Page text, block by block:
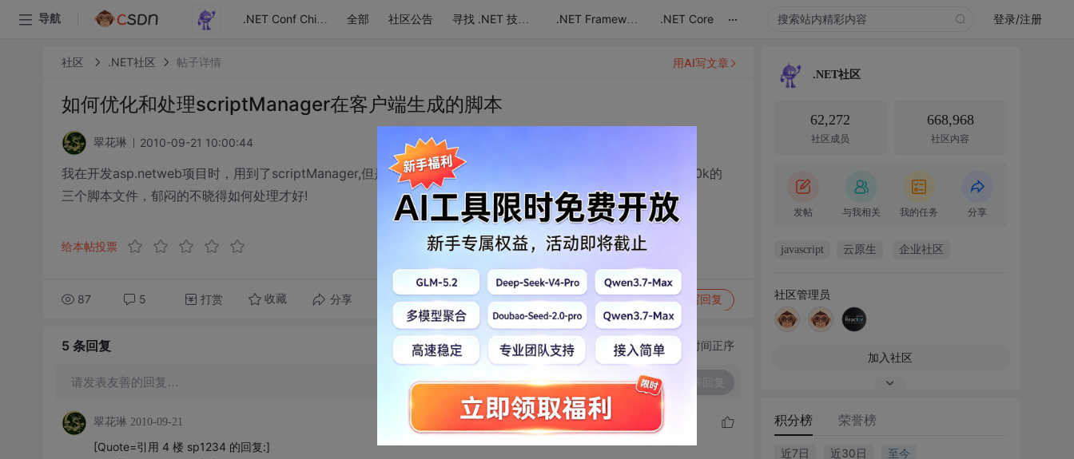
导航 .NET Conf China 全部 社区公告 寻找 .NET 技术达人 .NET Framework .NET Core ... 登录/注册
社区 .NET社区 帖子详情
如何优化和处理scriptManager在客户端生成的脚本
翠花琳 2010-09-21 10:00:44
我在开发asp.netweb项目时，用到了scriptManager,但是把用有scriptManager的页面下载到本地，会多出来400k的
三个脚本文件，郁闷的不晓得如何处理才好!
给本帖投票
87 5 打赏 收藏 分享 转发到动态 举报 写回复
用AI写文章
5 条回复 切换为时间正序
请发表友善的回复…
翠花琳 2010-09-21
[Quote=引用 4 楼 sp1234 的回复:]
.NET社区
62,272
社区成员
668,968
社区内容
发帖 与我相关 我的任务 分享
javascript 云原生 企业社区
社区管理员
加入社区
积分榜 荣誉榜
近7日 近30日 至今